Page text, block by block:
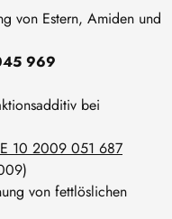
von Estern, Amiden und
969
bei
10 2009 051 687
von fettlöslichen